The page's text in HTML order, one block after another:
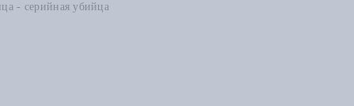
- серийная убийца